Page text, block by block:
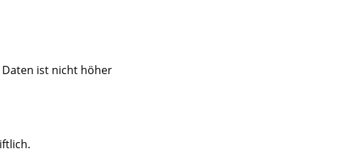
ist nicht höher